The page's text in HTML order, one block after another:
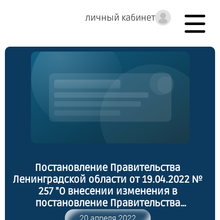
личный кабинет
Постановление Правительства
Ленинградской области от 19.04.2022 №
257 "О внесении изменения в
постановление Правительства
Ленинградской области от 27 июля 2018
20 апреля 2022